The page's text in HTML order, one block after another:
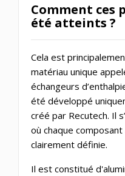
Comment ces
été atteints ?
Cela est
matériau unique
échangeurs
été développé
créé par Recutech. Il
où chaque
clairement définie.
Il est constitué